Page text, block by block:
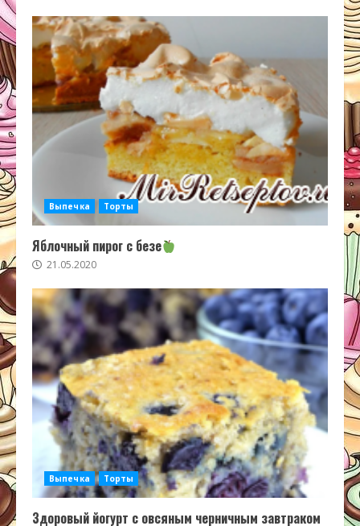
Выпечка Торты
Яблочный пирог с безе
21.05.2020
Выпечка Торты
Здоровый йогурт с овсяным черничным завтраком